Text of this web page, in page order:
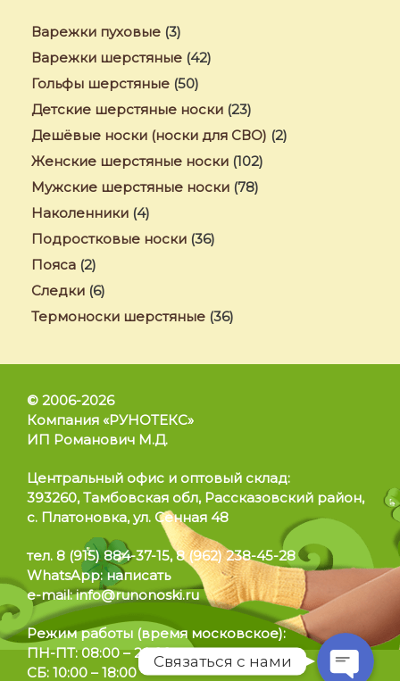
Варежки пуховые (3)
Варежки шерстяные (42)
Гольфы шерстяные (50)
Детские шерстяные носки (23)
Дешёвые носки (носки для СВО) (2)
Женские шерстяные носки (102)
Мужские шерстяные носки (78)
Наколенники (4)
Подростковые носки (36)
Пояса (2)
Следки (6)
Термоноски шерстяные (36)
© 2006-2026
Компания «РУНОТЕКС»
ИП Романович М.Д.
Центральный офис и оптовый склад:
393260, Тамбовская обл, Рассказовский район,
с. Платоновка, ул. Сенная 48
тел. 8 (915) 884-37-15,8 (962) 238-45-28
WhatsApp:написать
e-mail:info@runonoski.ru
Режим работы (время московское):
ПН-ПТ: 08:00 – 20:00
СБ: 10:00 – 18:00
WhatsApp
Telegram
Связаться с нами